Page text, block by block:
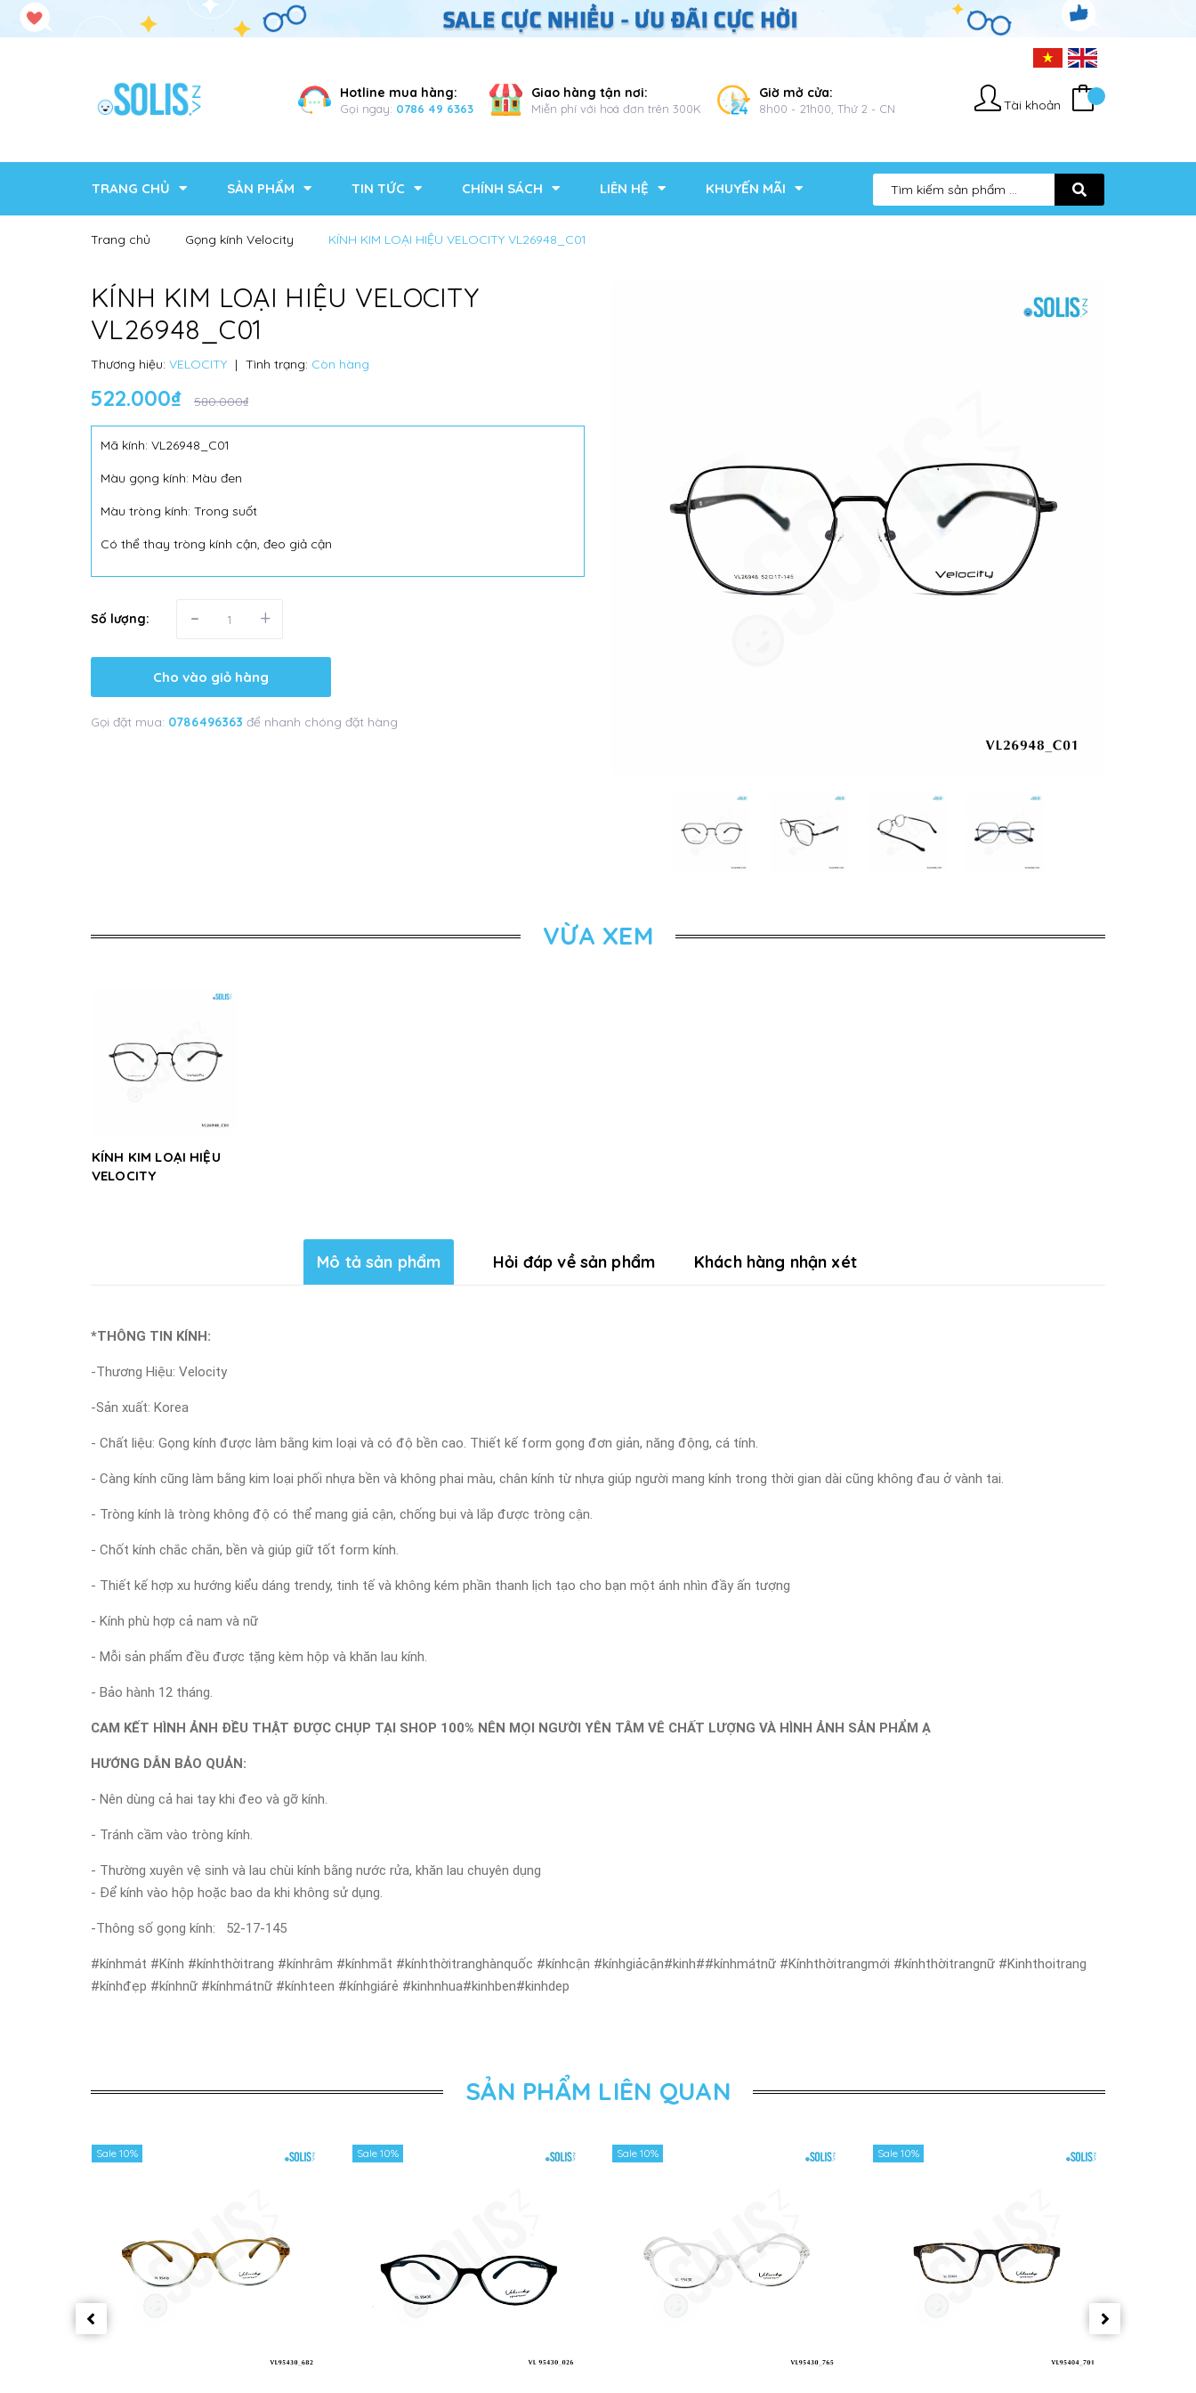
Hotline mua hàng:
Gọi ngay: 0786 49 6363
Giao hàng tận nơi:
Miễn phí với hoá đơn trên 300K
Giờ mở cửa:
8h00 - 21h00, Thứ 2 - CN Tài khoản
TRANG CHỦ SẢN PHẨM TIN TỨC CHÍNH SÁCH LIÊN HỆ KHUYẾN MÃI
Trang chủ Gọng kính Velocity KÍNH KIM LOẠI HIỆU VELOCITY VL26948_C01
KÍNH KIM LOẠI HIỆU VELOCITY
VL26948_C01
Thương hiệu: VELOCITY | Tình trạng: Còn hàng
522.000₫ 580.000₫
Mã kính: VL26948_C01
Màu gọng kính: Màu đen
Màu tròng kính: Trong suốt
Có thể thay tròng kính cận, đeo giả cận
Số lượng: - +
Cho vào giỏ hàng
Gọi đặt mua: 0786496363 để nhanh chóng đặt hàng
VỪA XEM
KÍNH KIM LOẠI HIỆU
VELOCITY
Mô tả sản phẩm Hỏi đáp về sản phẩm Khách hàng nhận xét
*THÔNG TIN KÍNH:
-Thương Hiệu: Velocity
-Sản xuất: Korea
- Chất liệu: Gọng kính được làm bằng kim loại và có độ bền cao. Thiết kế form gọng đơn giản, năng động, cá tính.
- Càng kính cũng làm bằng kim loại phối nhựa bền và không phai màu, chân kính từ nhựa giúp người mang kính trong thời gian dài cũng không đau ở vành tai.
- Tròng kính là tròng không độ có thể mang giả cận, chống bụi và lắp được tròng cận.
- Chốt kính chắc chắn, bền và giúp giữ tốt form kính.
- Thiết kế hợp xu hướng kiểu dáng trendy, tinh tế và không kém phần thanh lịch tạo cho bạn một ánh nhìn đầy ấn tượng
- Kính phù hợp cả nam và nữ
- Mỗi sản phẩm đều được tặng kèm hộp và khăn lau kính.
- Bảo hành 12 tháng.
CAM KẾT HÌNH ẢNH ĐỀU THẬT ĐƯỢC CHỤP TẠI SHOP 100% NÊN MỌI NGƯỜI YÊN TÂM VÊ CHẤT LƯỢNG VÀ HÌNH ẢNH SẢN PHẨM Ạ
HƯỚNG DẪN BẢO QUẢN:
- Nên dùng cả hai tay khi đeo và gỡ kính.
- Tránh cầm vào tròng kính.
- Thường xuyên vệ sinh và lau chùi kính bằng nước rửa, khăn lau chuyên dụng
- Để kính vào hộp hoặc bao da khi không sử dụng.
-Thông số gọng kính: 52-17-145
#kínhmát #Kính #kínhthờitrang #kínhrâm #kínhmắt #kínhthờitranghànquốc #kínhcận #kínhgiảcận#kinh##kínhmátnữ #Kínhthờitrangmới #kínhthờitrangnữ #Kinhthoitrang
#kínhđẹp #kínhnữ #kínhmátnữ #kínhteen #kínhgiárẻ #kinhnhua#kinhben#kinhdep
SẢN PHẨM LIÊN QUAN
Sale 10% Sale 10% Sale 10% Sale 10%